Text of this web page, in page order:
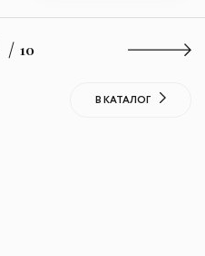
/ 10
В КАТАЛОГ